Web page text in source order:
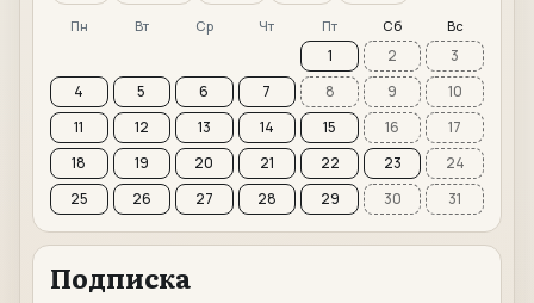
Пн Вт Ср Чт Пт Сб Вс
1 2
3
4
5 6 7 8 9
10
11
12 13 14 15 16
17
18
19 20 21 22 23
24
25
26 27 28 29 30 31
Подписка